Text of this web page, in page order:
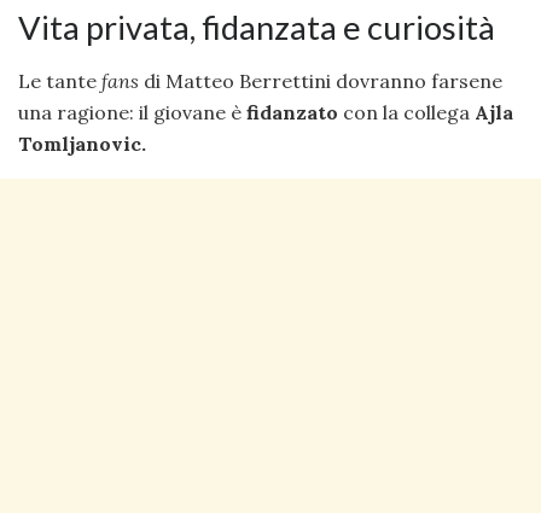
Vita privata, fidanzata e curiosità
Le tante fans di Matteo Berrettini dovranno farsene
una ragione: il giovane è fidanzato con la collega Ajla
Tomljanovic.